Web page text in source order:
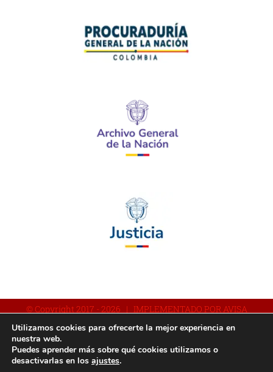
© Copyright 2017 - 2026 | IMPLEMENTADO POR AVISA
FacebookYouTubeInstagram
Utilizamos cookies para ofrecerte la mejor experiencia en
nuestra web.
Puedes aprender más sobre qué cookies utilizamos o
desactivarlas en los ajustes.